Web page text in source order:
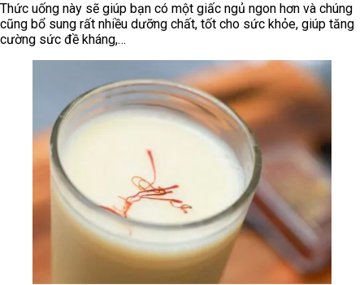
Thức uống này sẽ giúp bạn có một giấc ngủ ngon hơn và chúng
cũng bổ sung rất nhiều dưỡng chất, tốt cho sức khỏe, giúp tăng
cường sức đề kháng,…